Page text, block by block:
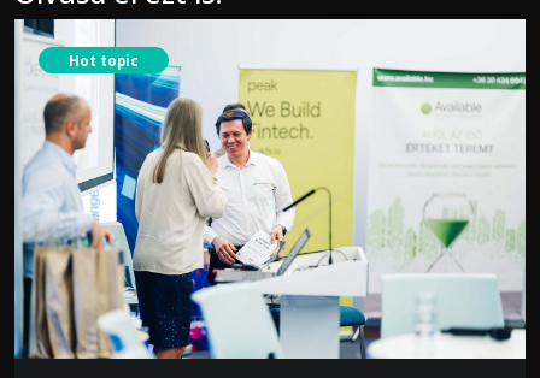
Hot topic